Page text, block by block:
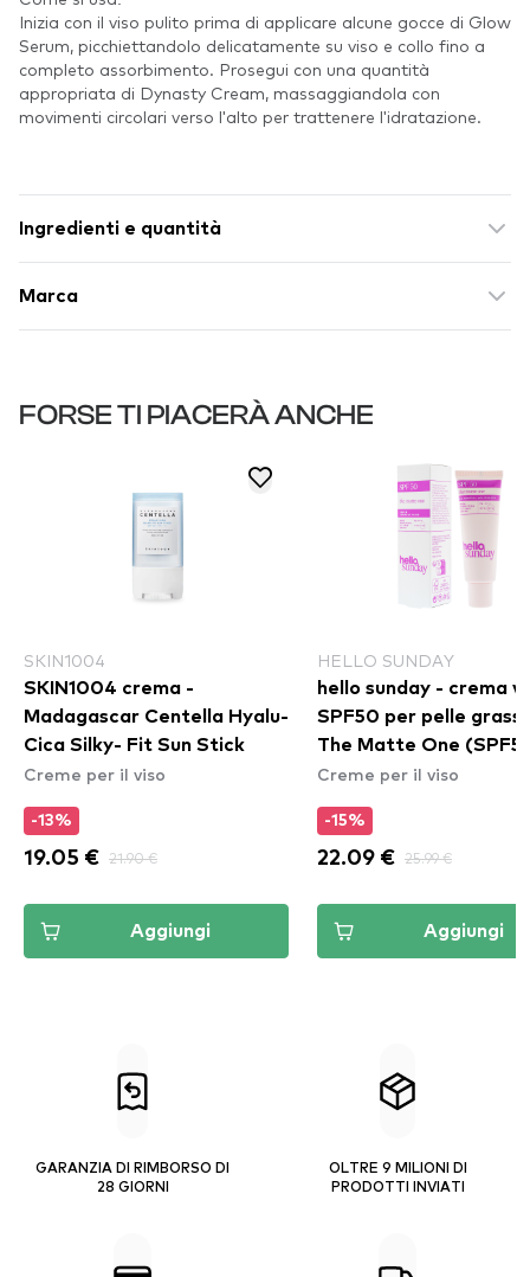
Inizia con il viso pulito prima di applicare alcune gocce di Glow
Serum, picchiettandolo delicatamente su viso e collo fino a
completo assorbimento. Prosegui con una quantità
appropriata di Dynasty Cream, massaggiandola con
movimenti circolari verso l'alto per trattenere l'idratazione.
Ingredienti e quantità
Marca
FORSE TI PIACERÀ ANCHE
SKIN1004
SKIN1004 crema -
Madagascar Centella Hyalu-
Cica Silky- Fit Sun Stick
Creme per il viso
-13%
19.05 € 21.90 €
Aggiungi
HELLO SUNDAY
hello sunday - crema
SPF50 per pelle
The Matte One
Creme per il viso
-15%
22.09 € 25.99 €
Aggiungi
GARANZIA DI RIMBORSO DI
28 GIORNI
OLTRE 9 MILIONI DI
PRODOTTI INVIATI